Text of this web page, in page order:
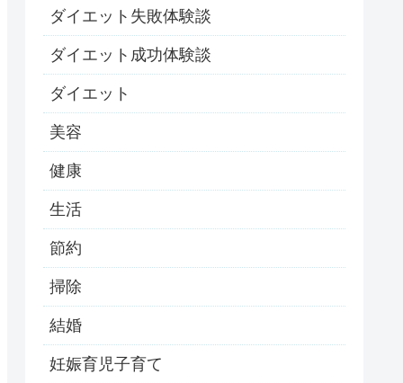
ダイエット失敗体験談
ダイエット成功体験談
ダイエット
美容
健康
生活
節約
掃除
結婚
妊娠育児子育て